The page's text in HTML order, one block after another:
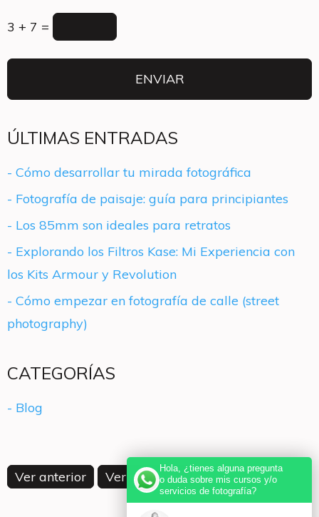
3 + 7 =
ÚLTIMAS ENTRADAS
- Cómo desarrollar tu mirada fotográfica
- Fotografía de paisaje: guía para principiantes
- Los 85mm son ideales para retratos
- Explorando los Filtros Kase: Mi Experiencia con
los Kits Armour y Revolution
- Cómo empezar en fotografía de calle (street
photography)
CATEGORÍAS
- Blog
Ver anterior Ver siguiente
Hola, ¿tienes alguna pregunta
o duda sobre mis cursos y/o
servicios de fotografía?